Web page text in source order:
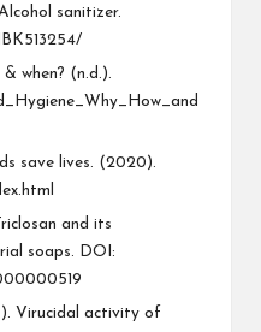
sanitizer.
when? (n.d.).
save lives. (2020).
and its
soaps. DOI:
Virucidal activity of